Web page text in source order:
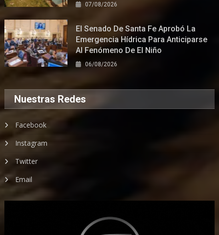
07/08/2026
El Senado De Santa Fe Aprobó La
Emergencia Hídrica Para Anticiparse
Al Fenómeno De El Niño
06/08/2026
Nuestras Redes
Facebook
Instagram
Twitter
Email